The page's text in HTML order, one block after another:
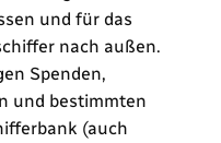
und für das
nach außen.
Spenden,
und bestimmten
(auch